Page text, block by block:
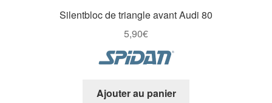
Silentbloc de triangle avant Audi 80
5,90€
Ajouter au panier